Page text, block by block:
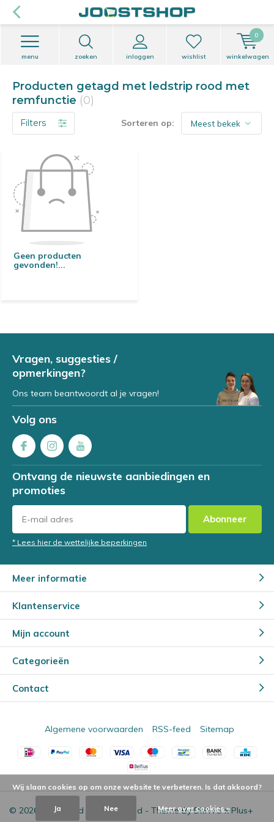
zoeken inloggen
menu wishlist winkelwagen
0
Producten getagd met ledstrip rood met
remfunctie (0)
Filters Sorteren op:
Geen producten
gevonden!...
Vragen, suggesties /
opmerkingen?
Ons team beantwoordt al je vragen!
Volg ons
Ontvang de nieuwste aanbiedingen en
promoties
Abonneer
* Lees hier de wettelijke beperkingen
Meer informatie
Klantenservice
Mijn account
Categorieën
Contact
© 2026 - Powered by Lightspeed - Theme ByDMWSxPlus+
Algemene voorwaarden RSS-feed Sitemap
Wij slaan cookies op om onze website te verbeteren. Is dat akkoord?
Ja Nee Meer over cookies »